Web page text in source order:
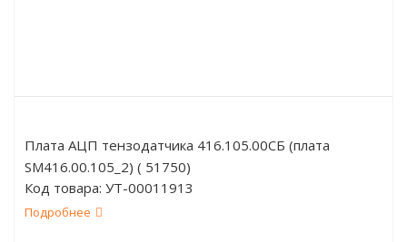
Плата АЦП тензодатчика 416.105.00СБ (плата
SM416.00.105_2) ( 51750)
Код товара: УТ-00011913
Подробнее